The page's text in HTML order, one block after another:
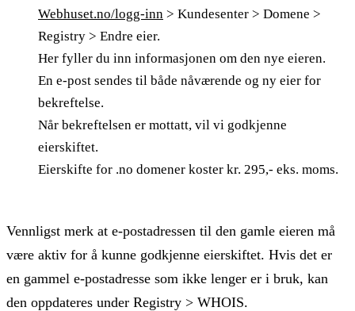
Webhuset.no/logg-inn > Kundesenter > Domene >
Registry > Endre eier.
Her fyller du inn informasjonen om den nye eieren.
En e-post sendes til både nåværende og ny eier for
bekreftelse.
Når bekreftelsen er mottatt, vil vi godkjenne
eierskiftet.
Eierskifte for .no domener koster kr. 295,- eks. moms.
Vennligst merk at e-postadressen til den gamle eieren må
være aktiv for å kunne godkjenne eierskiftet. Hvis det er
en gammel e-postadresse som ikke lenger er i bruk, kan
den oppdateres under Registry > WHOIS.